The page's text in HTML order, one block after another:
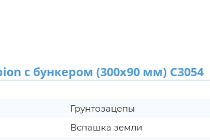
с бункером (300х90 мм) C3054
Грунтозацепы
Вспашка земли